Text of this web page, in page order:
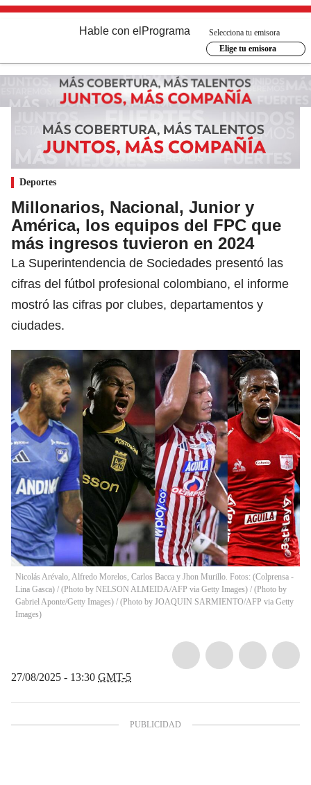
Hable con el Programa
Selecciona tu emisora
Elige tu emisora
Deportes
Millonarios, Nacional, Junior y
América, los equipos del FPC que
más ingresos tuvieron en 2024
La Superintendencia de Sociedades presentó las
cifras del fútbol profesional colombiano, el informe
mostró las cifras por clubes, departamentos y
ciudades.
Nicolás Arévalo, Alfredo Morelos, Carlos Bacca y Jhon Murillo. Fotos: (Colprensa -
Lina Gasca) / (Photo by NELSON ALMEIDA/AFP via Getty Images) / (Photo by
Gabriel Aponte/Getty Images) / (Photo by JOAQUIN SARMIENTO/AFP via Getty
Images)
27/08/2025 - 13:30 GMT-5